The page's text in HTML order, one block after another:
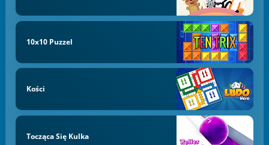
10x10 Puzzel
Kości
Tocząca Się Kulka